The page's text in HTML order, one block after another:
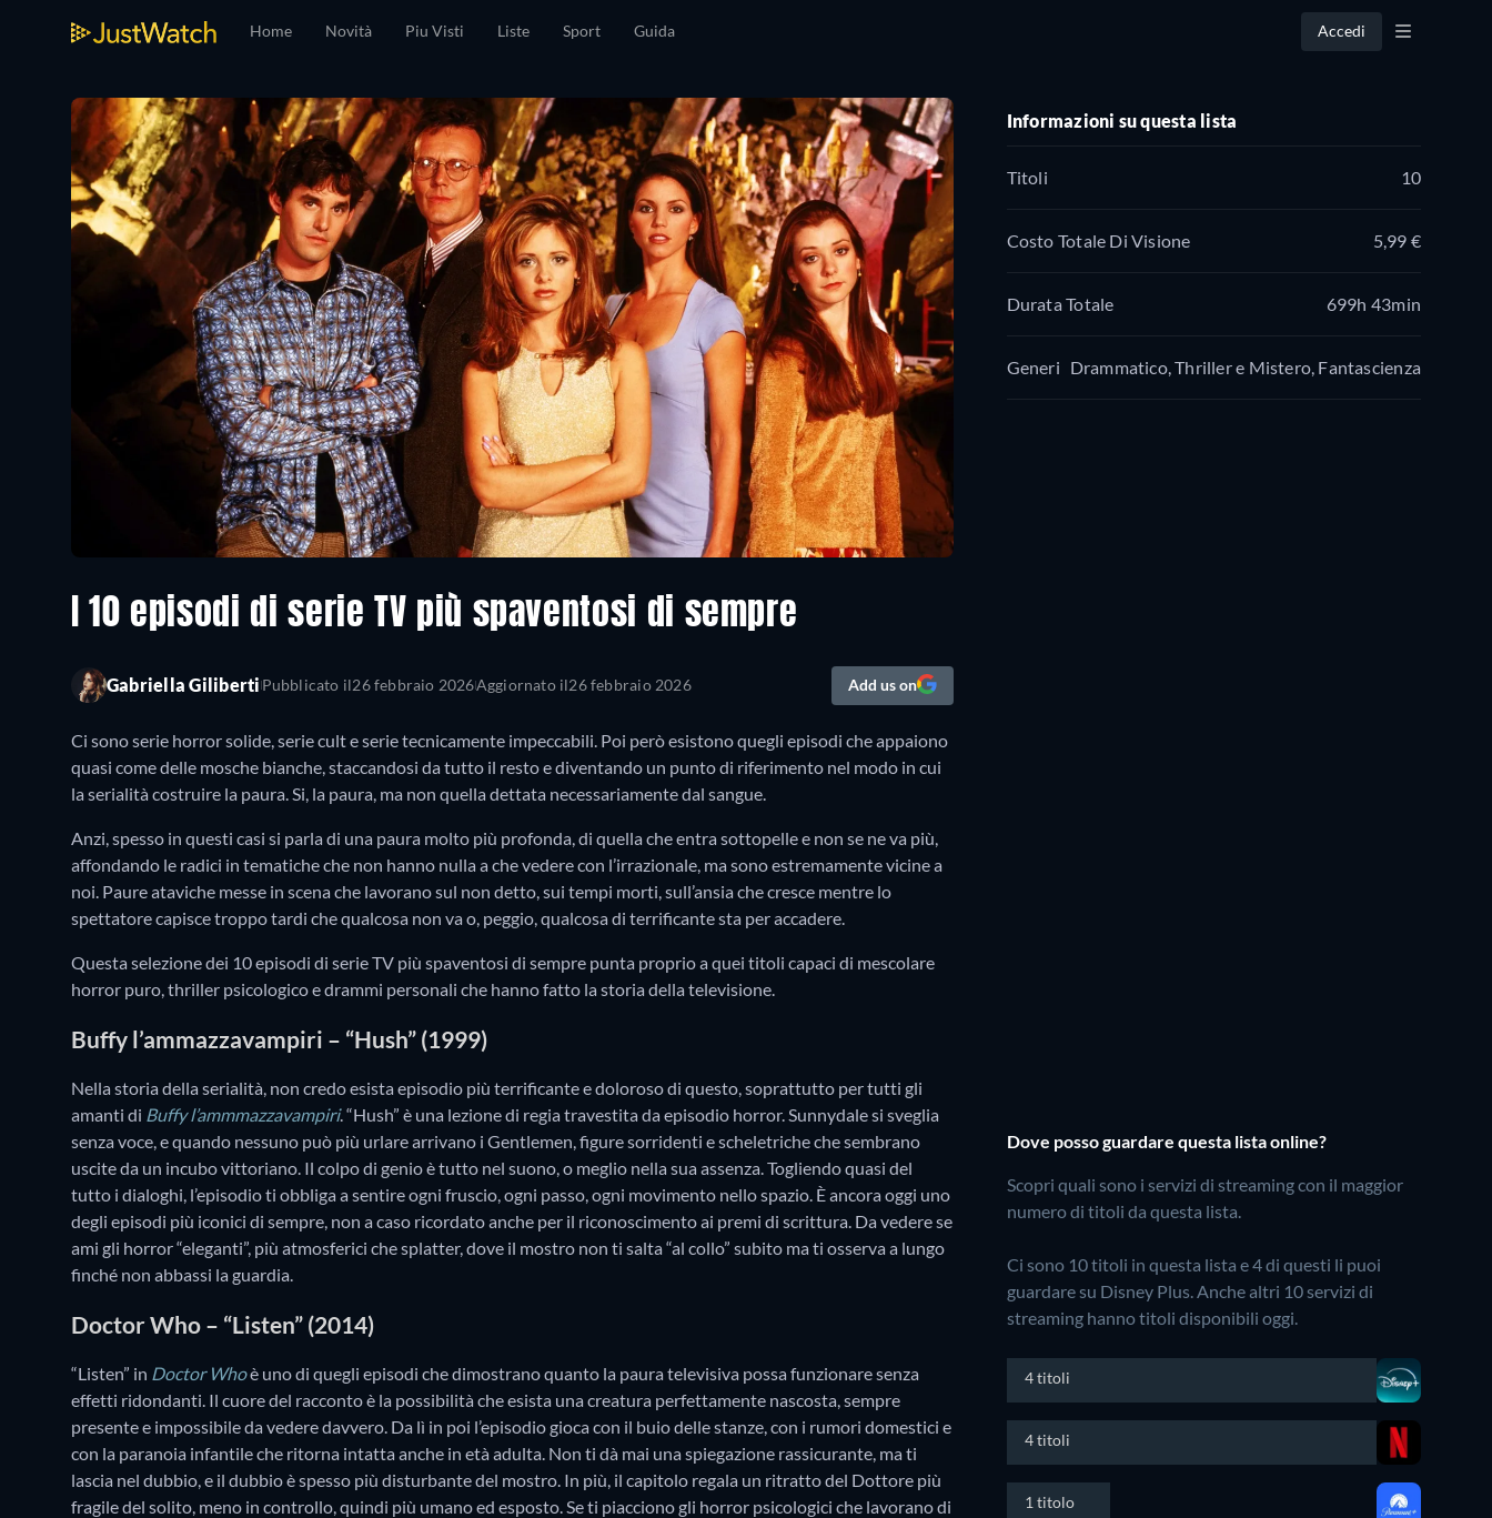
Home Novità Piu Visti Liste Sport Guida Accedi
I 10 episodi di serie TV più spaventosi di sempre
Gabriella GilibertiPubblicato il26 febbraio 2026Aggiornato il26 febbraio 2026 Add us on
Ci sono serie horror solide, serie cult e serie tecnicamente impeccabili. Poi però esistono quegli episodi che appaiono
quasi come delle mosche bianche, staccandosi da tutto il resto e diventando un punto di riferimento nel modo in cui
la serialità costruire la paura. Si, la paura, ma non quella dettata necessariamente dal sangue.
Anzi, spesso in questi casi si parla di una paura molto più profonda, di quella che entra sottopelle e non se ne va più,
affondando le radici in tematiche che non hanno nulla a che vedere con l’irrazionale, ma sono estremamente vicine a
noi. Paure ataviche messe in scena che lavorano sul non detto, sui tempi morti, sull’ansia che cresce mentre lo
spettatore capisce troppo tardi che qualcosa non va o, peggio, qualcosa di terrificante sta per accadere.
Questa selezione dei 10 episodi di serie TV più spaventosi di sempre punta proprio a quei titoli capaci di mescolare
horror puro, thriller psicologico e drammi personali che hanno fatto la storia della televisione.
Buffy l’ammazzavampiri – “Hush” (1999)
Nella storia della serialità, non credo esista episodio più terrificante e doloroso di questo, soprattutto per tutti gli
amanti di Buffy l’ammmazzavampiri. “Hush” è una lezione di regia travestita da episodio horror. Sunnydale si sveglia
senza voce, e quando nessuno può più urlare arrivano i Gentlemen, figure sorridenti e scheletriche che sembrano
uscite da un incubo vittoriano. Il colpo di genio è tutto nel suono, o meglio nella sua assenza. Togliendo quasi del
tutto i dialoghi, l’episodio ti obbliga a sentire ogni fruscio, ogni passo, ogni movimento nello spazio. È ancora oggi uno
degli episodi più iconici di sempre, non a caso ricordato anche per il riconoscimento ai premi di scrittura. Da vedere se
ami gli horror “eleganti”, più atmosferici che splatter, dove il mostro non ti salta “al collo” subito ma ti osserva a lungo
finché non abbassi la guardia.
Doctor Who – “Listen” (2014)
“Listen” in Doctor Whoè uno di quegli episodi che dimostrano quanto la paura televisiva possa funzionare senza
effetti ridondanti. Il cuore del racconto è la possibilità che esista una creatura perfettamente nascosta, sempre
presente e impossibile da vedere davvero. Da lì in poi l’episodio gioca con il buio delle stanze, con i rumori domestici e
con la paranoia infantile che ritorna intatta anche in età adulta. Non ti dà mai una spiegazione rassicurante, ma ti
lascia nel dubbio, e il dubbio è spesso più disturbante del mostro. In più, il capitolo regala un ritratto del Dottore più
fragile del solito, meno in controllo, quindi più umano ed esposto. Se ti piacciono gli horror psicologici che lavorano di
Informazioni su questa lista
Titoli 10
Costo Totale Di Visione 5,99 €
Durata Totale 699h 43min
Generi Drammatico, Thriller e Mistero, Fantascienza
Dove posso guardare questa lista online?
Scopri quali sono i servizi di streaming con il maggior
numero di titoli da questa lista.
Ci sono 10 titoli in questa lista e 4 di questi li puoi
guardare su Disney Plus.Anche altri 10 servizi di
streaming hanno titoli disponibili oggi.
4 titoli
4 titoli
1 titolo